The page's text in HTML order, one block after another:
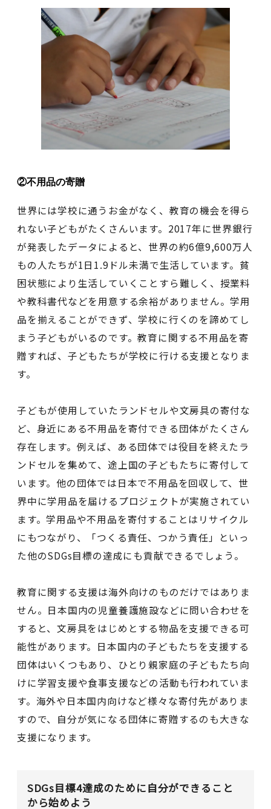
②不用品の寄贈
世界には学校に通うお金がなく、教育の機会を得ら
れない子どもがたくさんいます。2017年に世界銀行
が発表したデータによると、世界の約6億9,600万人
もの人たちが1日1.9ドル未満で生活しています。貧
困状態により生活していくことすら難しく、授業料
や教科書代などを用意する余裕がありません。学用
品を揃えることができず、学校に行くのを諦めてし
まう子どもがいるのです。教育に関する不用品を寄
贈すれば、子どもたちが学校に行ける支援となりま
す。
子どもが使用していたランドセルや文房具の寄付な
ど、身近にある不用品を寄付できる団体がたくさん
存在します。例えば、ある団体では役目を終えたラ
ンドセルを集めて、途上国の子どもたちに寄付して
います。他の団体では日本で不用品を回収して、世
界中に学用品を届けるプロジェクトが実施されてい
ます。学用品や不用品を寄付することはリサイクル
にもつながり、「つくる責任、つかう責任」といっ
た他のSDGs目標の達成にも貢献できるでしょう。
教育に関する支援は海外向けのものだけではありま
せん。日本国内の児童養護施設などに問い合わせを
すると、文房具をはじめとする物品を支援できる可
能性があります。日本国内の子どもたちを支援する
団体はいくつもあり、ひとり親家庭の子どもたち向
けに学習支援や食事支援などの活動も行われていま
す。海外や日本国内向けなど様々な寄付先がありま
すので、自分が気になる団体に寄贈するのも大きな
支援になります。
SDGs目標4達成のために自分ができること
から始めよう